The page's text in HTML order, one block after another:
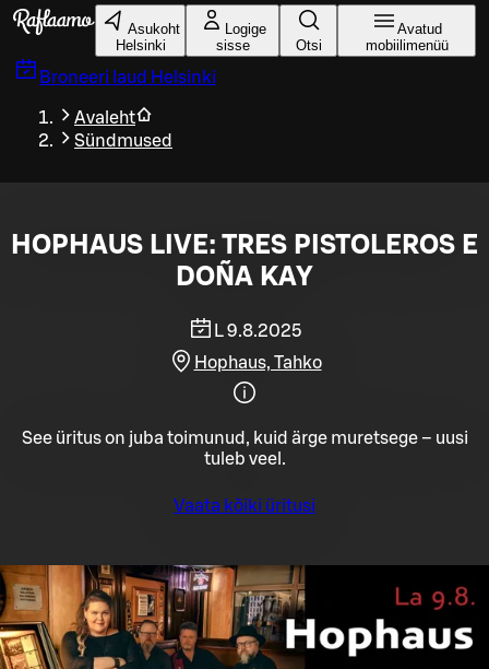
Liigu peamise sisu juurde
Asukoht
Helsinki
Logige
sisse
Otsi
Avatud
mobiilimenüü
Broneeri laud Helsinki
Avaleht
Sündmused
HOPHAUS LIVE: TRES PISTOLEROS E
DOÑA KAY
L 9.8.2025
Hophaus, Tahko
See üritus on juba toimunud, kuid ärge muretsege – uusi
tuleb veel.
Vaata kõiki üritusi